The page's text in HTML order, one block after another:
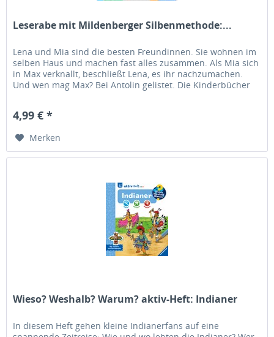
Leserabe mit Mildenberger Silbenmethode:...
Lena und Mia sind die besten Freundinnen. Sie wohnen im
selben Haus und machen fast alles zusammen. Als Mia sich
in Max verknallt, beschließt Lena, es ihr nachzumachen.
Und wen mag Max? Bei Antolin gelistet. Die Kinderbücher
4,99 € *
Merken
Wieso? Weshalb? Warum? aktiv-Heft: Indianer
In diesem Heft gehen kleine Indianerfans auf eine